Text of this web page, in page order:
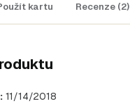
kartu Recenze (2)
11/14/2018